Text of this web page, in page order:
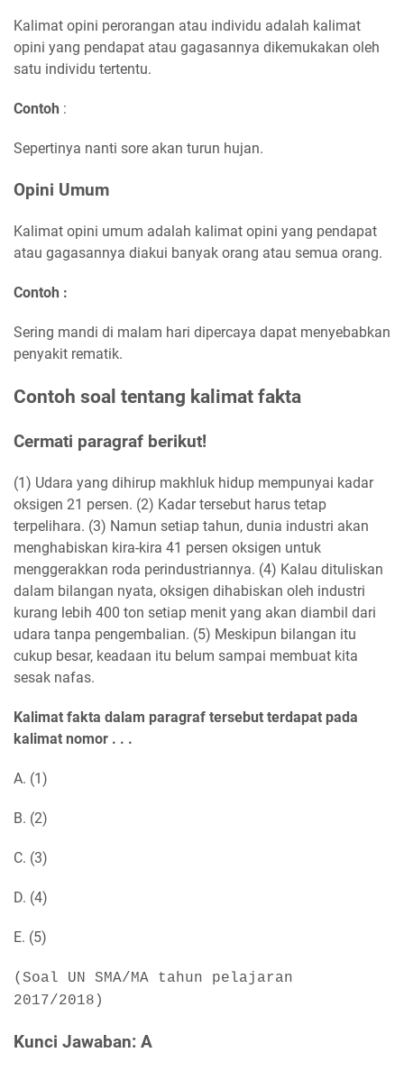
Kalimat opini perorangan atau individu adalah kalimat
opini yang pendapat atau gagasannya dikemukakan oleh
satu individu tertentu.
Contoh :
Sepertinya nanti sore akan turun hujan.
Opini Umum
Kalimat opini umum adalah kalimat opini yang pendapat
atau gagasannya diakui banyak orang atau semua orang.
Contoh :
Sering mandi di malam hari dipercaya dapat menyebabkan
penyakit rematik.
Contoh soal tentang kalimat fakta
Cermati paragraf berikut!
(1) Udara yang dihirup makhluk hidup mempunyai kadar
oksigen 21 persen. (2) Kadar tersebut harus tetap
terpelihara. (3) Namun setiap tahun, dunia industri akan
menghabiskan kira-kira 41 persen oksigen untuk
menggerakkan roda perindustriannya. (4) Kalau dituliskan
dalam bilangan nyata, oksigen dihabiskan oleh industri
kurang lebih 400 ton setiap menit yang akan diambil dari
udara tanpa pengembalian. (5) Meskipun bilangan itu
cukup besar, keadaan itu belum sampai membuat kita
sesak nafas.
Kalimat fakta dalam paragraf tersebut terdapat pada
kalimat nomor . . .
A. (1)
B. (2)
C. (3)
D. (4)
E. (5)
(Soal UN SMA/MA tahun pelajaran
2017/2018)
Kunci Jawaban: A